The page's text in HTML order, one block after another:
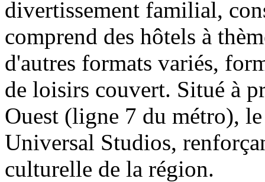
divertissement familial,
comprend des hôtels à
d'autres formats variés,
de loisirs couvert. Situé à
Ouest (ligne 7 du métro),
Universal Studios,
culturelle de la région.